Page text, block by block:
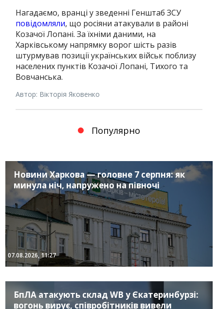
Нагадаємо, вранці у зведенні Генштаб ЗСУ
повідомляли, що росіяни атакували в районі
Козачої Лопані. За їхніми даними, на
Харківському напрямку ворог шість разів
штурмував позиції українських військ поблизу
населених пунктів Козачої Лопані, Тихого та
Вовчанська.
Автор: Вікторія Яковенко
Популярно
Новини Харкова — головне 7 серпня: як
минула ніч, напружено на півночі
07.08.2026, 11:27
БпЛА атакують склад WB у Єкатеринбурзі:
вогонь вирує, співробітників вивели